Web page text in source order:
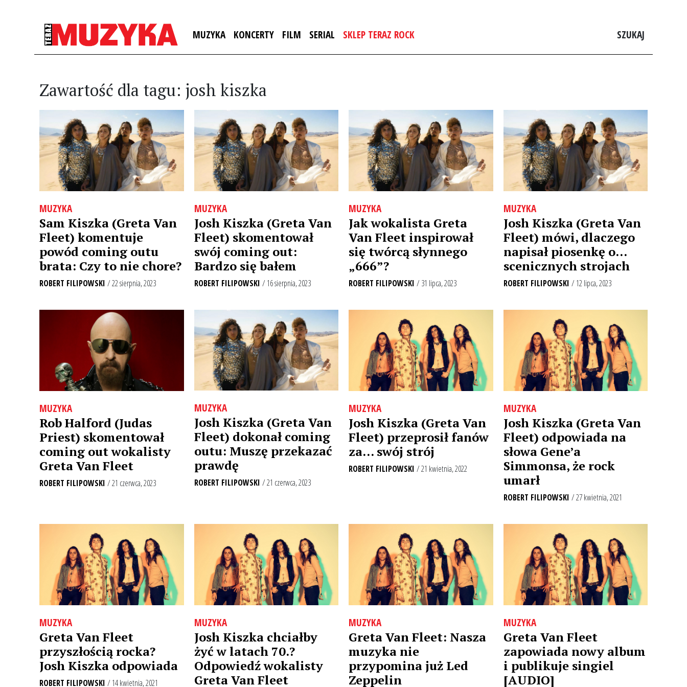
MUZYKA KONCERTY FILM SERIAL SKLEP TERAZ ROCK SZUKAJ
Zawartość dla tagu: josh kiszka
MUZYKA
Sam Kiszka (Greta Van
Fleet) komentuje
powód coming outu
brata: Czy to nie chore?
ROBERT FILIPOWSKI / 22 sierpnia, 2023
MUZYKA
Josh Kiszka (Greta Van
Fleet) skomentował
swój coming out:
Bardzo się bałem
ROBERT FILIPOWSKI / 16 sierpnia, 2023
MUZYKA
Jak wokalista Greta
Van Fleet inspirował
się twórcą słynnego
„666”?
ROBERT FILIPOWSKI / 31 lipca, 2023
MUZYKA
Josh Kiszka (Greta Van
Fleet) mówi, dlaczego
napisał piosenkę o…
scenicznych strojach
ROBERT FILIPOWSKI / 12 lipca, 2023
MUZYKA
Rob Halford (Judas
Priest) skomentował
coming out wokalisty
Greta Van Fleet
ROBERT FILIPOWSKI / 21 czerwca, 2023
MUZYKA
Josh Kiszka (Greta Van
Fleet) dokonał coming
outu: Muszę przekazać
prawdę
ROBERT FILIPOWSKI / 21 czerwca, 2023
MUZYKA
Josh Kiszka (Greta Van
Fleet) przeprosił fanów
za… swój strój
ROBERT FILIPOWSKI / 21 kwietnia, 2022
MUZYKA
Josh Kiszka (Greta Van
Fleet) odpowiada na
słowa Gene’a
Simmonsa, że rock
umarł
ROBERT FILIPOWSKI / 27 kwietnia, 2021
MUZYKA
Greta Van Fleet
przyszłością rocka?
Josh Kiszka odpowiada
ROBERT FILIPOWSKI / 14 kwietnia, 2021
MUZYKA
Josh Kiszka chciałby
żyć w latach 70.?
Odpowiedź wokalisty
Greta Van Fleet
MUZYKA
Greta Van Fleet: Nasza
muzyka nie
przypomina już Led
Zeppelin
MUZYKA
Greta Van Fleet
zapowiada nowy album
i publikuje singiel
[AUDIO]